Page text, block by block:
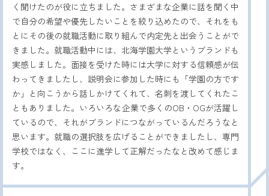
く聞けたのが役に立ちました。さまざまな企業に話を聞く中
で自分の希望や優先したいことを絞り込めたので、それをも
とにその後の就職活動に取り組んで内定先と出会うことがで
きました。就職活動中には、北海学園大学というブランドも
実感しました。面接を受けた時には大学に対する信頼感が伝
わってきましたし、説明会に参加した時にも「学園の方です
か」と向こうから話しかけてくれて、名刺を渡してくれたこ
ともありました。いろいろな企業で多くのOB・OGが活躍し
ているので、それがブランドにつながっているんだろうなと
思います。就職の選択肢を広げることができましたし、専門
学校ではなく、ここに進学して正解だったなと改めて感じま
す。